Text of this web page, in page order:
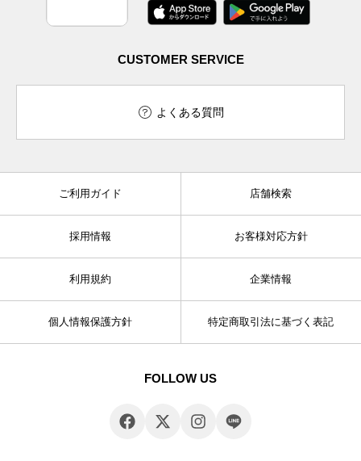
CUSTOMER SERVICE
よくある質問
ご利用ガイド 店舗検索
採用情報 お客様対応方針
利用規約 企業情報
個人情報保護方針 特定商取引法に基づく表記
FOLLOW US